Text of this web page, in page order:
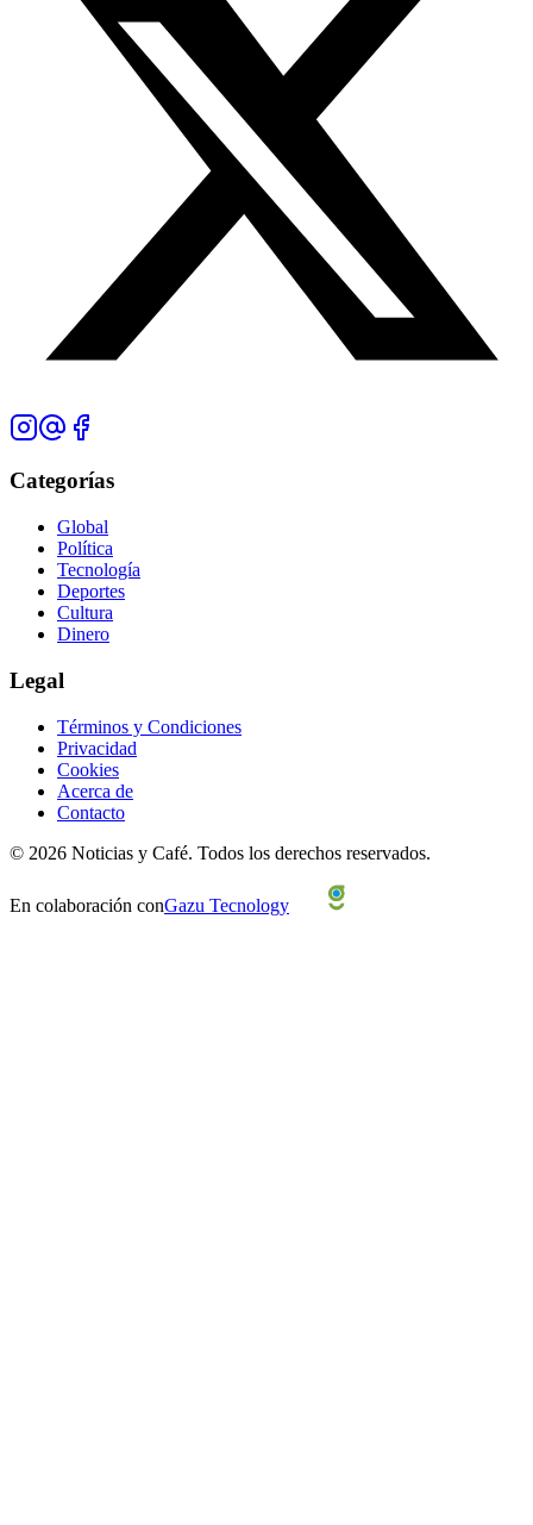
Categorías
Global
Política
Tecnología
Deportes
Cultura
Dinero
Legal
Términos y Condiciones
Privacidad
Cookies
Acerca de
Contacto
© 2026 Noticias y Café. Todos los derechos reservados.
En colaboración conGazu Tecnology